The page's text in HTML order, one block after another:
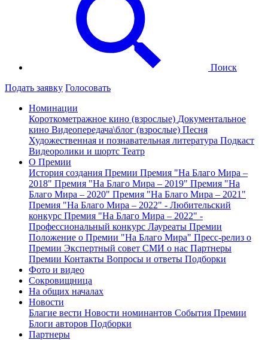
Поиск
Подать заявку Голосовать
Номинации
Короткометражное кино (взрослые) Документальное
кино Видеопередача\блог (взрослые) Песня
Художественная и познавательная литература Подкаст
Видеоролики и шортс Театр
О Премии
История создания Премии Премия "На Благо Мира –
2018" Премия "На Благо Мира – 2019" Премия "На
Благо Мира – 2020" Премия "На Благо Мира – 2021"
Премия "На Благо Мира – 2022" - Любительский
конкурс Премия "На Благо Мира – 2022" -
Профессиональный конкурс Лауреаты Премии
Положение о Премии "На Благо Мира" Пресс-релиз о
Премии Экспертный совет СМИ о нас Партнеры
Премии Контакты Вопросы и ответы Подборки
Фото и видео
Сокровищница
На общих началах
Новости
Благие вести Новости номинантов События Премии
Блоги авторов Подборки
Партнеры